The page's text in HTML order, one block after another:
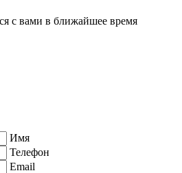
с вами в ближайшее время
Имя
Телефон
Email